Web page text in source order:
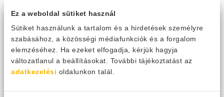
Ez a weboldal sütiket használ
Sütiket használunk a tartalom és a hirdetések személyre
szabásához, a közösségi médiafunkciók és a forgalom
elemzéséhez. Ha ezeket elfogadja, kérjük hagyja
változatlanul a beállításokat. További tájékoztatást az
adatkezelési oldalunkon talál.
GRS-CQ6.0PDG/NHH2-E
Osztott rendszerű hőszivattyú, beépített 185l-es HMV tárolóval,
magyar nyelvű kezelőfelülettel és számos extra kiegészítővel.
Külön beltéri és kültéri egységből áll. Felépítéséből adódóan kis
helyigényű készülék. Saját beépített HMV tárolóval, fűtőbetéttel, és
hőszivattyú intelligens vezérlésének köszönhetően hatékonyan